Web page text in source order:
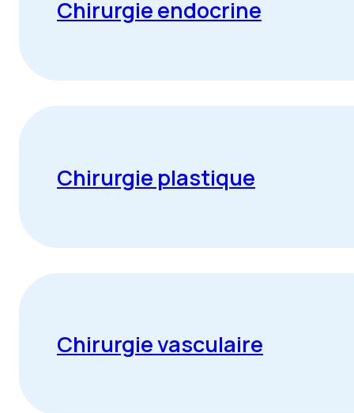
Chirurgie endocrine
Chirurgie plastique
Chirurgie vasculaire